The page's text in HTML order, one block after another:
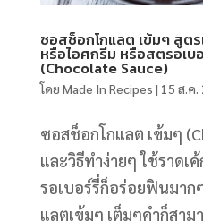
ซอสช็อกโกแลต เข้มๆ สูตร
หรือไอศกรีม หรือสตรอเ
(Chocolate Sauce)
โดย Made In Recipes | 15 ส.ค.
ซอสช็อกโกแลต เข้มๆ
และวิธีทำง่ายๆ ใช้ราดเ
รอเบอร์รี่ก็อร่อยฟินมาก
แลตเข้มๆ เต็มๆคำก็สาม